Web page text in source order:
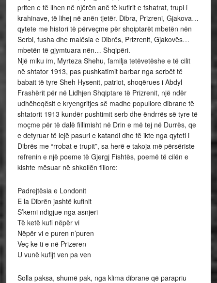
priten e të lihen në njërën anë të kufirit e fshatrat, trupi i
krahinave, të lihej në anën tjetër. Dibra, Prizreni, Gjakova…
qytete me histori të përveçme për shqiptarët mbetën nën
Serbi, fusha dhe malësia e Dibrës, Prizrenit, Gjakovës…
mbetën të gjymtuara nën… Shqipëri.
Një miku im, Myrteza Shehu, familja tetëvetëshe e të cilit
në shtator 1913, pas pushkatimit barbar nga serbët të
babait të tyre Sheh Hysenit, patriot, shoqërues i Abdyl
Frashërit për në Lidhjen Shqiptare të Prizrenit, një ndër
udhëheqësit e kryengritjes së madhe popullore dibrane të
shtatorit 1913 kundër pushtimit serb dhe ëndrrës së tyre të
moçme për të dalë fillimisht në Drin e më tej në Durrës, qe
e detyruar të lejë pasuri e katandi dhe të ikte nga qyteti i
Dibrës me “rrobat e trupit”, sa herë e takoja më përsëriste
refrenin e një poeme të Gjergj Fishtës, poemë të cilën e
kishte mësuar në shkollën fillore:
Padrejtësia e Londonit
E la Dibrën jashtë kufinit
S’kemi ndigjue nga asnjeri
Të ketë kufi nëpër vi
Nëpër vi e puren n’puren
Veç ke ti e në Prizeren
U vunë kufijt ven pa ven
Solla paksa, shumë pak, nga klima dibrane që parapriu